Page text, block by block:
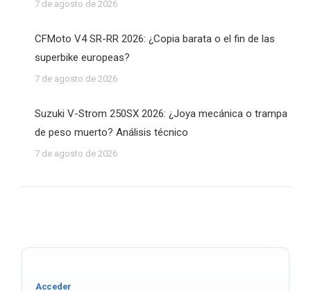
7 de agosto de 2026
CFMoto V4 SR-RR 2026: ¿Copia barata o el fin de las
superbike europeas?
7 de agosto de 2026
Suzuki V-Strom 250SX 2026: ¿Joya mecánica o trampa
de peso muerto? Análisis técnico
7 de agosto de 2026